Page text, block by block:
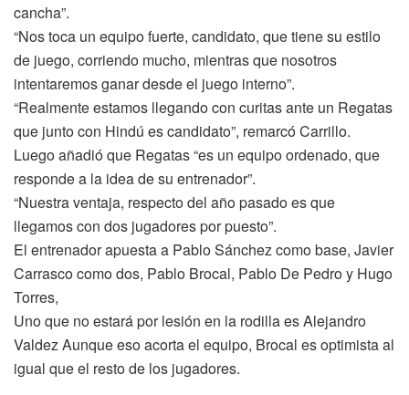
cancha”.
“Nos toca un equipo fuerte, candidato, que tiene su estilo
de juego, corriendo mucho, mientras que nosotros
intentaremos ganar desde el juego interno”.
“Realmente estamos llegando con curitas ante un Regatas
que junto con Hindú es candidato”, remarcó Carrillo.
Luego añadió que Regatas “es un equipo ordenado, que
responde a la idea de su entrenador”.
“Nuestra ventaja, respecto del año pasado es que
llegamos con dos jugadores por puesto”.
El entrenador apuesta a Pablo Sánchez como base, Javier
Carrasco como dos, Pablo Brocal, Pablo De Pedro y Hugo
Torres,
Uno que no estará por lesión en la rodilla es Alejandro
Valdez Aunque eso acorta el equipo, Brocal es optimista al
igual que el resto de los jugadores.